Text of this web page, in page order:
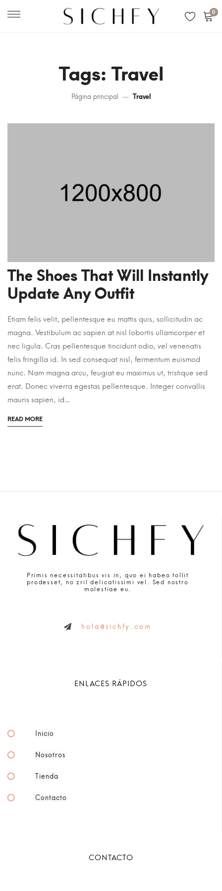
0
Tags: Travel
Página principal Travel
The Shoes That Will Instantly
Update Any Outfit
Etiam felis velit, pellentesque eu mattis quis, sollicitudin ac
magna. Vestibulum ac sapien at nisl lobortis ullamcorper et
nec ligula. Cras pellentesque tincidunt odio, vel venenatis
felis fringilla id. In sed consequat nisl, fermentum euismod
nunc. Nam magna arcu, feugiat eu maximus ut, tristique sed
erat. Donec viverra egestas pellentesque. Integer convallis
mauris sapien, id…
READ MORE
Primis necessitatibus vis in, quo ei habeo tollit
prodesset, no zril delicatissimi vel. Sed nostro
molestiae eu.
hola@sichfy.com
ENLACES RÁPIDOS
Inicio
Nosotros
Tienda
Contacto
CONTACTO